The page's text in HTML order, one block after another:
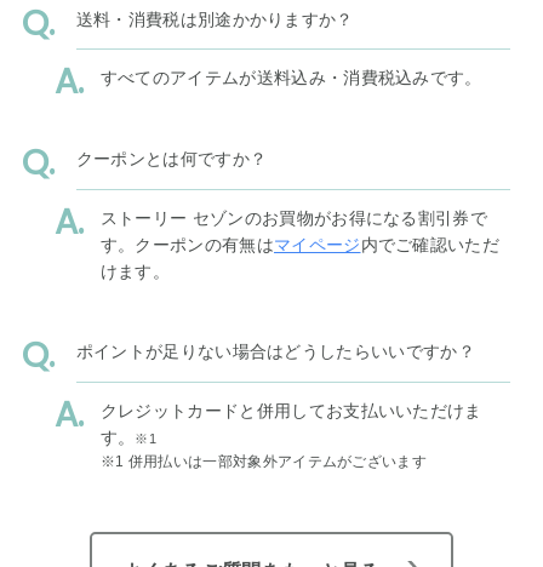
送料・消費税は別途かかりますか？
すべてのアイテムが送料込み・消費税込みです。
クーポンとは何ですか？
ストーリー セゾンのお買物がお得になる割引券で
す。クーポンの有無はマイページ内でご確認いただ
けます。
ポイントが足りない場合はどうしたらいいですか？
クレジットカードと併用してお支払いいただけま
す。
※1
※1 併用払いは一部対象外アイテムがございます